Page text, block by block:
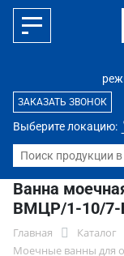
Выберите локацию:
ЗАКАЗАТЬ ЗВОНОК
Ванна
ВМЦР/1-10/
Главная Каталог
Моечные ванны для